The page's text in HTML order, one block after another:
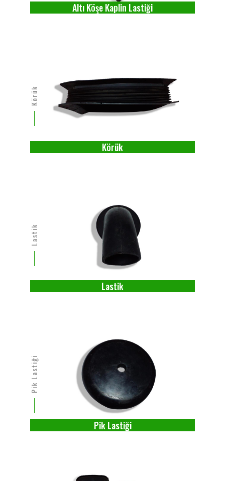
Altı Köşe Kaplin Lastiği
Körük
Körük
Lastik
Lastik
Pik Lastiği
Pik Lastiği